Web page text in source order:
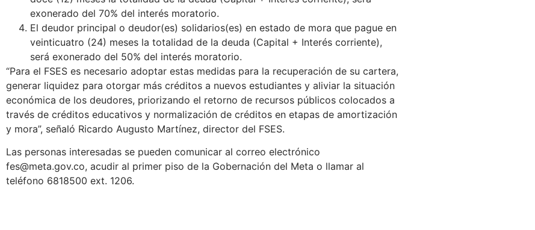
exonerado del 70% del interés moratorio.
El deudor principal o deudor(es) solidarios(es) en estado de mora que pague en
veinticuatro (24) meses la totalidad de la deuda (Capital + Interés corriente),
será exonerado del 50% del interés moratorio.
“Para el FSES es necesario adoptar estas medidas para la recuperación de su cartera,
generar liquidez para otorgar más créditos a nuevos estudiantes y aliviar la situación
económica de los deudores, priorizando el retorno de recursos públicos colocados a
través de créditos educativos y normalización de créditos en etapas de amortización
y mora”, señaló Ricardo Augusto Martínez, director del FSES.
Las personas interesadas se pueden comunicar al correo electrónico
fes@meta.gov.co, acudir al primer piso de la Gobernación del Meta o llamar al
teléfono 6818500 ext. 1206.